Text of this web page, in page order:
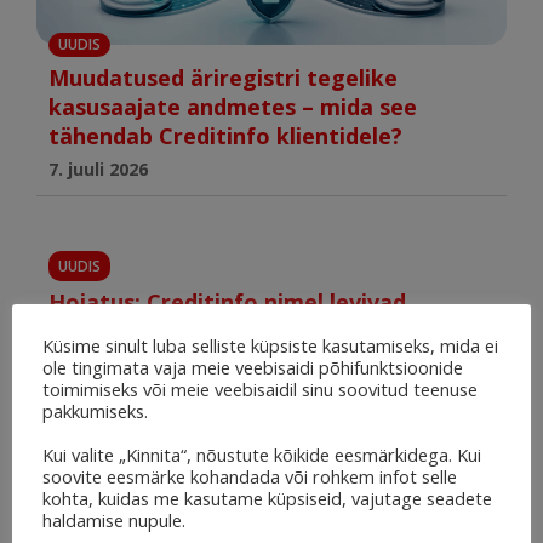
UUDIS
Muudatused äriregistri tegelike
kasusaajate andmetes – mida see
tähendab Creditinfo klientidele?
7. juuli 2026
UUDIS
Hoiatus: Creditinfo nimel levivad
15. juuni 2026
UUDIS
Creditinfo Eestit asus juhtima Oksana
Tolmatshova
Küsime sinult luba selliste küpsiste kasutamiseks, mida ei
ole tingimata vaja meie veebisaidi põhifunktsioonide
toimimiseks või meie veebisaidil sinu soovitud teenuse
pakkumiseks.
Kui valite „Kinnita“, nõustute kõikide eesmärkidega. Kui
soovite eesmärke kohandada või rohkem infot selle
kohta, kuidas me kasutame küpsiseid, vajutage seadete
haldamise nupule.